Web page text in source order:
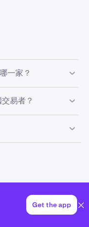
Get the app
一家？
，提供超過 300 個
Kraken Derivatives
持有美國、歐盟、英
得最廣泛市場選擇的
15 億美元的黑客攻
區、風險承受度及產
易者？
者的主要受監管選
以 Kraken
結算的微型合約
管的永續式期貨產
居民提供期貨交易服
取權限。在該和解
繳付了 43 億美元罰
易者，建議考慮
Financial Markets。
期貨交易要約。
體提供，具體取決於
具，因槓桿作用存在